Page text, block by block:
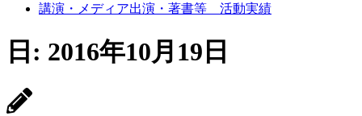
講演・メディア出演・著書等 活動実績
日: 2016年10月19日